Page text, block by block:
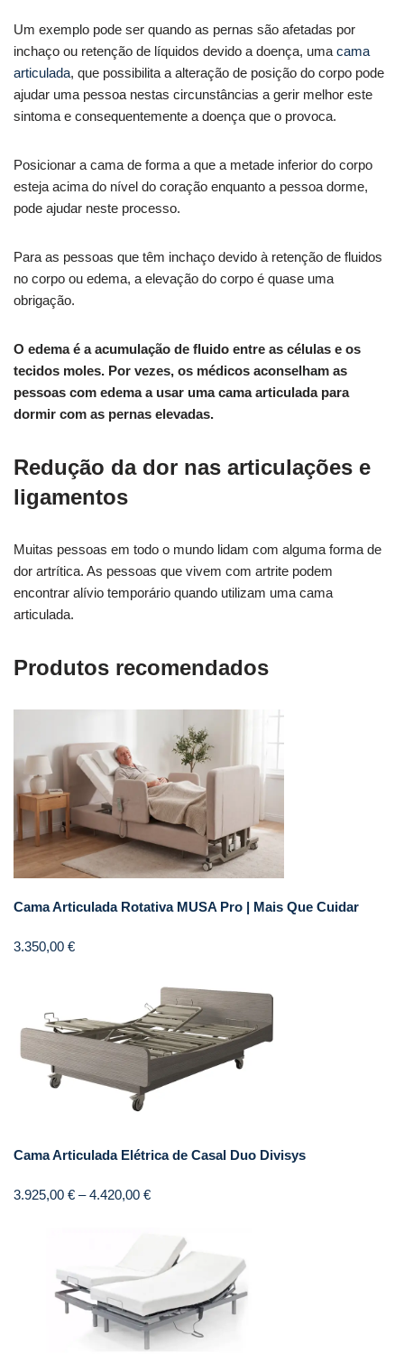
Um exemplo pode ser quando as pernas são afetadas por
inchaço ou retenção de líquidos devido a doença, uma cama
articulada, que possibilita a alteração de posição do corpo pode
ajudar uma pessoa nestas circunstâncias a gerir melhor este
sintoma e consequentemente a doença que o provoca.
Posicionar a cama de forma a que a metade inferior do corpo
esteja acima do nível do coração enquanto a pessoa dorme,
pode ajudar neste processo.
Para as pessoas que têm inchaço devido à retenção de fluidos
no corpo ou edema, a elevação do corpo é quase uma
obrigação.
O edema é a acumulação de fluido entre as células e os
tecidos moles. Por vezes, os médicos aconselham as
pessoas com edema a usar uma cama articulada para
dormir com as pernas elevadas.
Redução da dor nas articulações e
ligamentos
Muitas pessoas em todo o mundo lidam com alguma forma de
dor artrítica. As pessoas que vivem com artrite podem
encontrar alívio temporário quando utilizam uma cama
articulada.
Produtos recomendados
Cama Articulada Rotativa MUSA Pro | Mais Que Cuidar
3.350,00 €
Cama Articulada Elétrica de Casal Duo Divisys
3.925,00 € – 4.420,00 €